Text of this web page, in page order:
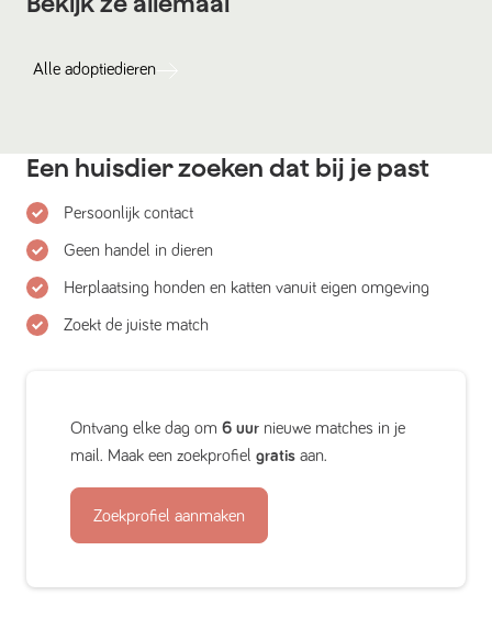
Alle adoptiedieren
Een huisdier zoeken dat bij je past
Persoonlijk contact
Geen handel in dieren
Herplaatsing honden en katten vanuit eigen omgeving
Zoekt de juiste match
Ontvang elke dag om 6 uur nieuwe matches in je
mail. Maak een zoekprofiel gratis aan.
Zoekprofiel aanmaken